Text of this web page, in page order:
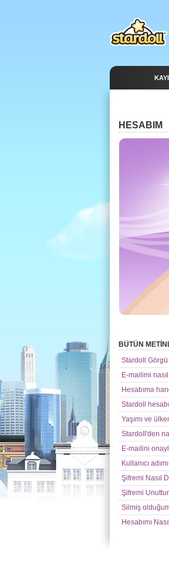
HESABIM
BÜTÜN
Stardoll Görgü
E-mailimi
Hesabıma
Stardoll
Yaşımı ve
Stardoll'den
E-mailini
Kullanıcı
Şifremi Nasıl
Şifremi
Silmiş
Hesabımı